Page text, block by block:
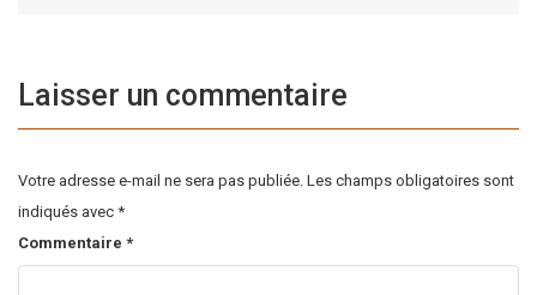
Laisser un commentaire
Votre adresse e-mail ne sera pas publiée. Les champs obligatoires sont
indiqués avec *
Commentaire *